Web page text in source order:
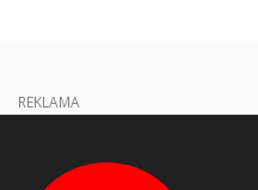
REKLAMA